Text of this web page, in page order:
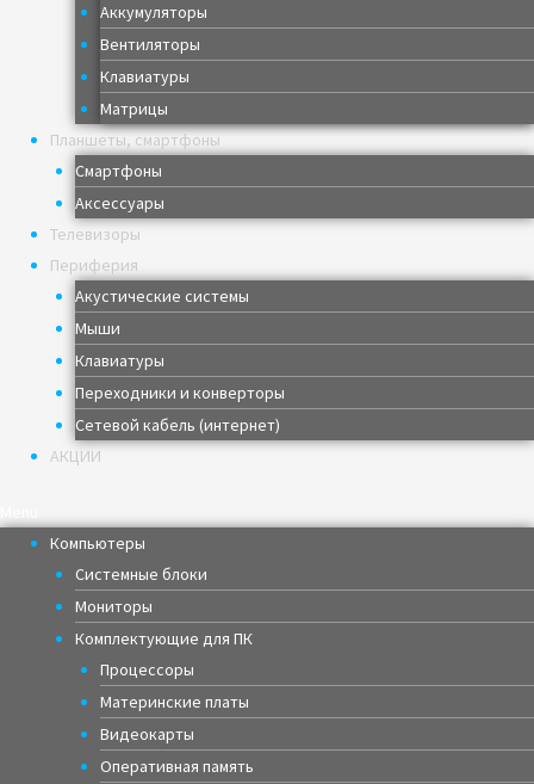
Аккумуляторы
Вентиляторы
Клавиатуры
Матрицы
Планшеты, смартфоны
Смартфоны
Аксессуары
Телевизоры
Периферия
Акустические системы
Мыши
Клавиатуры
Переходники и конверторы
Сетевой кабель (интернет)
АКЦИИ
Компьютеры
Системные блоки
Мониторы
Комплектующие для ПК
Процессоры
Материнские платы
Видеокарты
Оперативная память